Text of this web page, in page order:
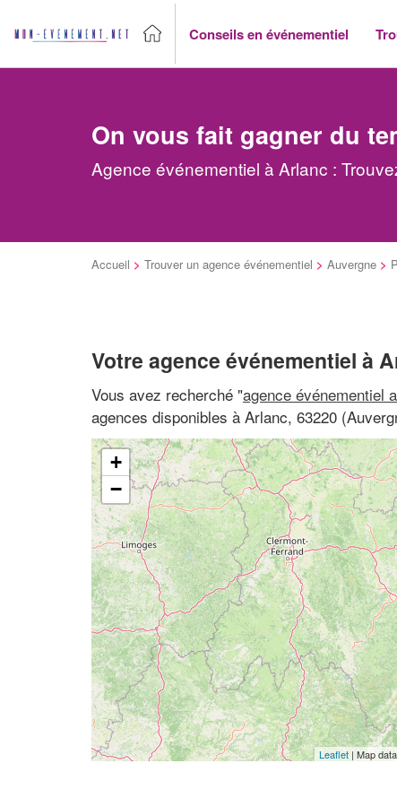
Conseils en événementiel
On vous fait gagner du
Agence événementiel à Arlanc :
Accueil > Trouver un agence événementiel > Auvergne >
Votre agence événementiel à
Vous avez recherché "agence événementiel
agences disponibles à Arlanc, 63220
+
−
Leaflet | Map